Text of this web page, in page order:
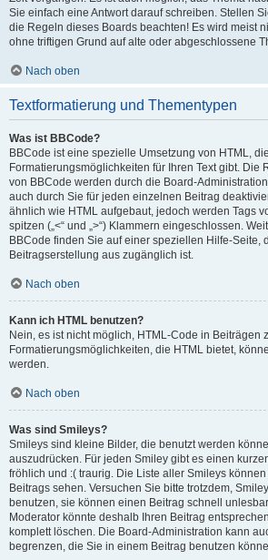
Sie einfach eine Antwort darauf schreiben. Stellen
die Regeln dieses Boards beachten! Es wird meist
ohne triftigen Grund auf alte oder abgeschlossene
Nach oben
Textformatierung und Thementypen
Was ist BBCode?
BBCode ist eine spezielle Umsetzung von HTML,
Formatierungsmöglichkeiten für Ihren Text gibt. Die
von BBCode werden durch die Board-
auch durch Sie für jeden einzelnen Beitrag
ähnlich wie HTML aufgebaut, jedoch werden Tags
spitzen („<“ und „>“) Klammern eingeschlossen.
BBCode finden Sie auf einer speziellen Hilfe-Seite,
Beitragserstellung aus zugänglich ist.
Nach oben
Kann ich HTML benutzen?
Nein, es ist nicht möglich, HTML-Code in Beiträgen
Formatierungsmöglichkeiten, die HTML bietet,
werden.
Nach oben
Was sind Smileys?
Smileys sind kleine Bilder, die benutzt werden
auszudrücken. Für jeden Smiley gibt es einen
fröhlich und :( traurig. Die Liste aller Smileys
Beitrags sehen. Versuchen Sie bitte trotzdem,
benutzen, sie können einen Beitrag schnell
Moderator könnte deshalb Ihren Beitrag
komplett löschen. Die Board-Administration kann
begrenzen, die Sie in einem Beitrag benutzen